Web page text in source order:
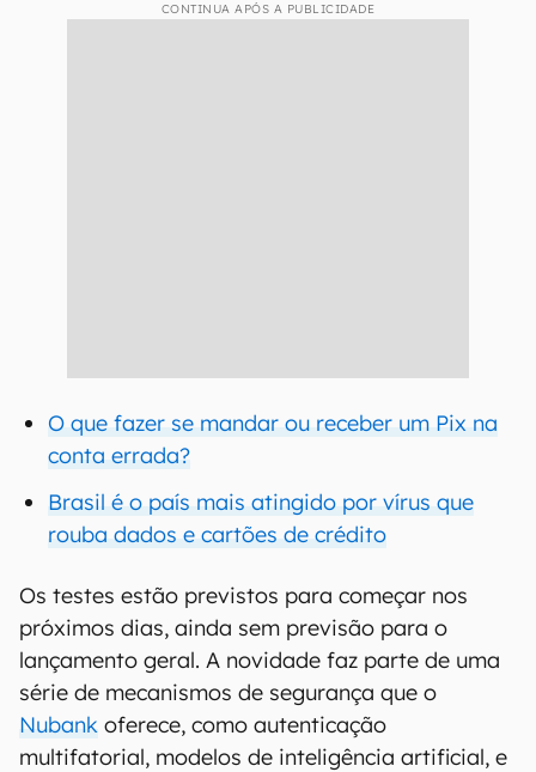
CONTINUA APÓS A PUBLICIDADE
O que fazer se mandar ou receber um Pix na
conta errada?
Brasil é o país mais atingido por vírus que
rouba dados e cartões de crédito
Os testes estão previstos para começar nos
próximos dias, ainda sem previsão para o
lançamento geral. A novidade faz parte de uma
série de mecanismos de segurança que o
Nubank oferece, como autenticação
multifatorial, modelos de inteligência artificial, e